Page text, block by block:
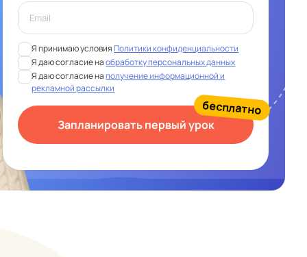
Я принимаю условияПолитики конфиденциальности
Я даю согласие наобработку персональных данных
Я даю согласие наполучение информационной и
рекламной рассылки
Запланировать первый урок
бесплатно